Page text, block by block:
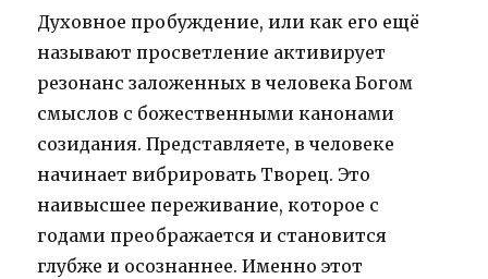
Духовное пробуждение, или как его ещё
называют просветление активирует
резонанс заложенных в человека Богом
смыслов с божественными канонами
созидания. Представляете, в человеке
начинает вибрировать Творец. Это
наивысшее переживание, которое с
годами преображается и становится
глубже и осознаннее. Именно этот